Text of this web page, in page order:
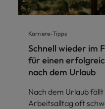
Karriere-Tipps
Schnell wieder im
für einen
nach dem Urlaub
Nach dem Urlaub
Arbeitsalltag oft